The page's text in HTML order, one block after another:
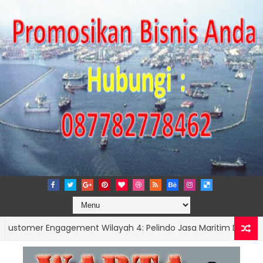
Wilayah 4: Pelindo Jasa Maritim Dengar Keluhan